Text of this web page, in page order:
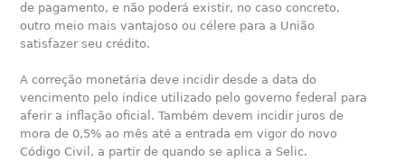
de pagamento, e não poderá existir, no caso concreto,
outro meio mais vantajoso ou célere para a União
satisfazer seu crédito.
A correção monetária deve incidir desde a data do
vencimento pelo índice utilizado pelo governo federal para
aferir a inflação oficial. Também devem incidir juros de
mora de 0,5% ao mês até a entrada em vigor do novo
Código Civil, a partir de quando se aplica a Selic.